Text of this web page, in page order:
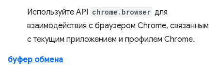
Используйте API chrome.browser для
взаимодействия с браузером Chrome, связанным
с текущим приложением и профилем Chrome.
буфер обмена